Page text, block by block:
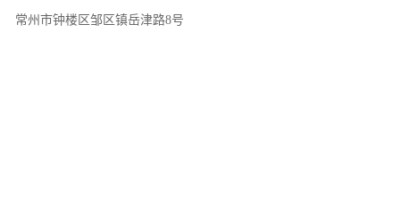
常州市钟楼区邹区镇岳津路8号